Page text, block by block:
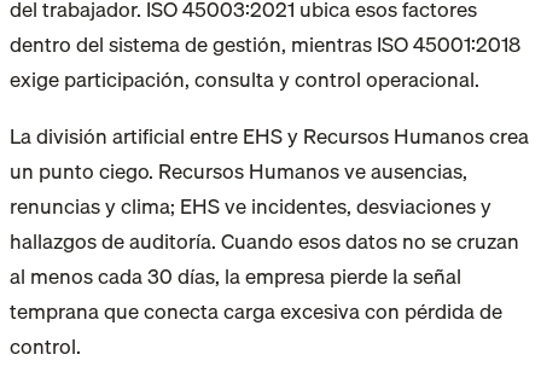
del trabajador. ISO 45003:2021 ubica esos factores
dentro del sistema de gestión, mientras ISO 45001:2018
exige participación, consulta y control operacional.
La división artificial entre EHS y Recursos Humanos crea
un punto ciego. Recursos Humanos ve ausencias,
renuncias y clima; EHS ve incidentes, desviaciones y
hallazgos de auditoría. Cuando esos datos no se cruzan
al menos cada 30 días, la empresa pierde la señal
temprana que conecta carga excesiva con pérdida de
control.